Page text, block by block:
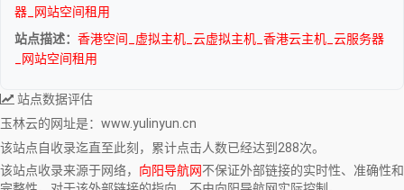
器_网站空间租用
站点描述： 香港空间_虚拟主机_云虚拟主机_香港云主机_云服务器
_网站空间租用
站点数据评估
玉林云的网址是：www.yulinyun.cn
该站点自收录迄直至此刻，累计点击人数已经达到288次。
该站点收录来源于网络， 向阳导航网不保证外部链接的实时性、准确性和